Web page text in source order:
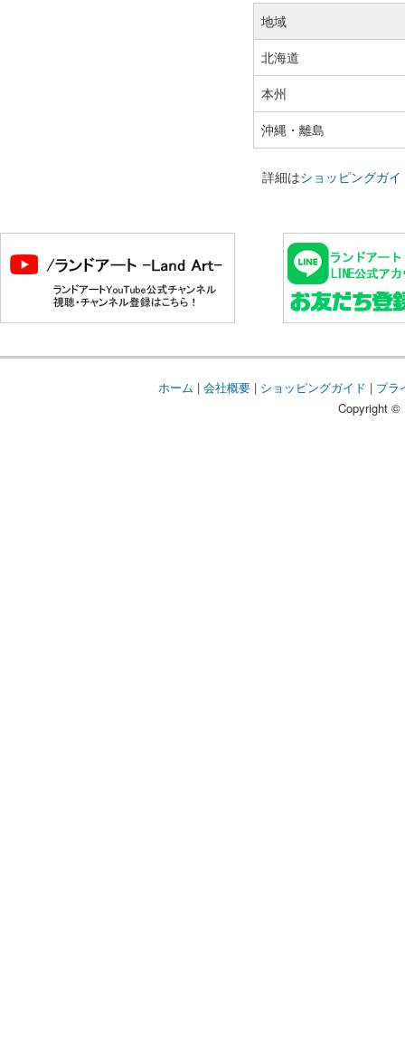
地域
北海道
本州
沖縄・離島
詳細はショッピングガイ
ホーム | 会社概要| ショッピングガイド | プラ
Copyright ©